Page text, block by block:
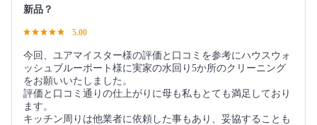
新品？
5.00
今回、ユアマイスター様の評価と口コミを参考にハウスウォ
ッシュブルーポート様に実家の水回り5か所のクリーニング
をお願いいたしました。
評価と口コミ通りの仕上がりに母も私もとても満足しており
ます。
キッチン周りは他業者に依頼した事もあり、妥協することも